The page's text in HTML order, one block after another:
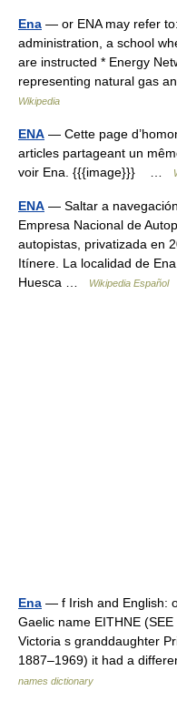
Ena — or ENA may refer
administration, a school
are instructed * Energy
representing natural gas
Wikipedia
ENA — Cette page
articles partageant un
voir Ena. {{{image}}} …
ENA — Saltar a
Empresa Nacional de
autopistas, privatizada en
Itínere. La localidad de
Huesca …
Wikipedia Español
Ena — f Irish and English:
Gaelic name EITHNE
Victoria s granddaughter
1887–1969) it had a
names dictionary